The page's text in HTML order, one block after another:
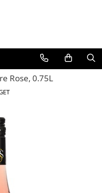
Rose, 0.75L